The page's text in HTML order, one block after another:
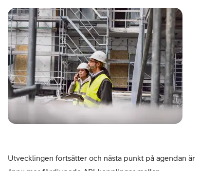
Utvecklingen fortsätter och nästa punkt på agendan är